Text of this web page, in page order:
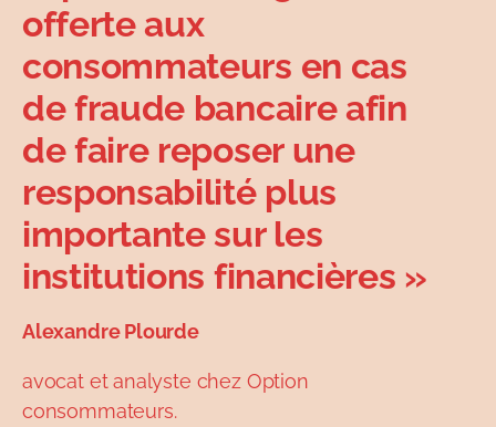
offerte aux
consommateurs en cas
de fraude bancaire afin
de faire reposer une
responsabilité plus
importante sur les
institutions financières »
Alexandre Plourde
avocat et analyste chez Option
consommateurs.